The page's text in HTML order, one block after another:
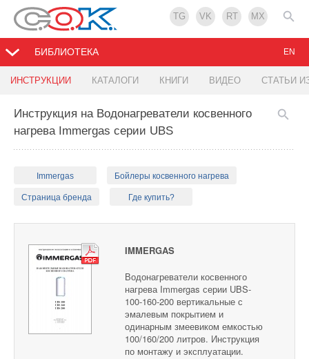
TG VK RT MX
БИБЛИОТЕКА
ИНСТРУКЦИИ КАТАЛОГИ КНИГИ ВИДЕО СТАТЬИ
EN
Инструкция на Водонагреватели косвенного
нагрева Immergas серии UBS
Immergas Бойлеры косвенного нагрева
Страница бренда Где купить?
IMMERGAS
Водонагреватели косвенного
нагрева Immergas серии UBS-
100-160-200 вертикальные с
эмалевым покрытием и
одинарным змеевиком емкостью
100/160/200 литров. Инструкция
по монтажу и эксплуатации.